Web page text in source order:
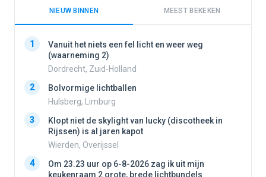
NIEUW BINNEN MEEST BEKEKEN
1
Vanuit het niets een fel licht en weer weg
(waarneming 2)
Dordrecht, Zuid-Holland
2
Bolvormige lichtballen
Hulsberg, Limburg
3
Klopt niet de skylight van lucky (discotheek in
Rijssen) is al jaren kapot
Wierden, Overijssel
4
Om 23.23 uur op 6-8-2026 zag ik uit mijn
keukenraam 2 grote, brede lichtbundels